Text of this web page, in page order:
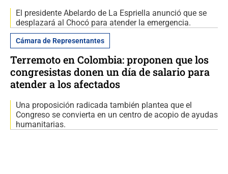
El presidente Abelardo de La Espriella anunció que se
desplazará al Chocó para atender la emergencia.
Cámara de Representantes
Terremoto en Colombia: proponen que los
congresistas donen un día de salario para
atender a los afectados
Una proposición radicada también plantea que el
Congreso se convierta en un centro de acopio de ayudas
humanitarias.